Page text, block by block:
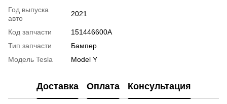
Год выпуска
авто
2021
Код запчасти
151446600A
Тип запчасти
Бампер
Модель Tesla
Model Y
Доставка Оплата Консультация